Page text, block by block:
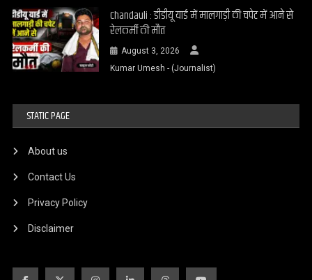
Chandauli : डीडीयू यार्ड में मालगाड़ी की चपेट में आने से
रेलकर्मी की मौत
August 3, 2026
Kumar Umesh - (Journalist)
STATIC PAGE
About us
Contact Us
Privacy Policy
Disclaimer